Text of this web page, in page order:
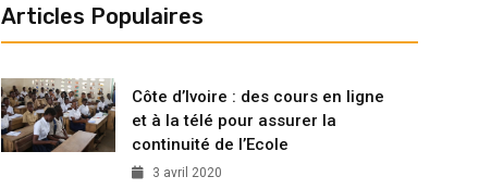
Articles Populaires
Côte d’Ivoire : des cours en ligne
et à la télé pour assurer la
continuité de l’Ecole
3 avril 2020